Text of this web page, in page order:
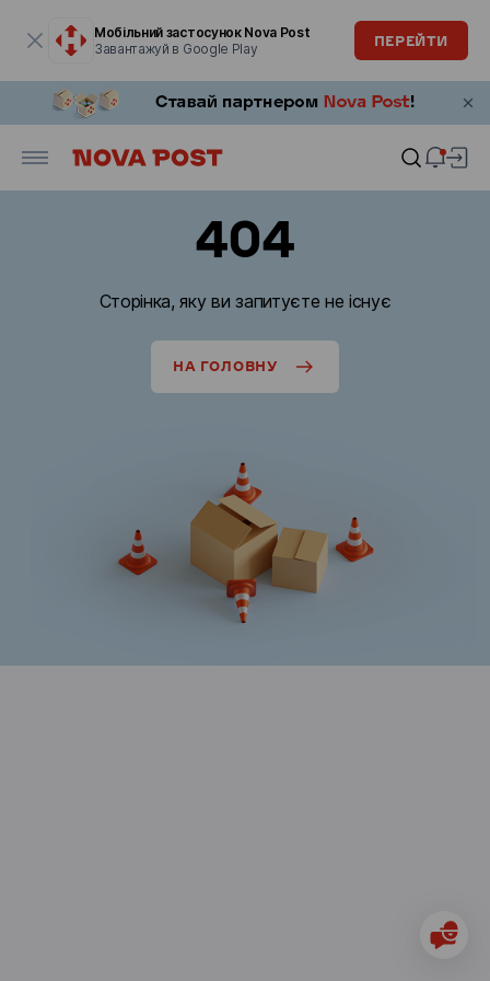
Мобільний застосунок Nova Post
Завантажуй в Google Play
ПЕРЕЙТИ
404
Сторінка, яку ви запитуєте не існує
НА ГОЛОВНУ